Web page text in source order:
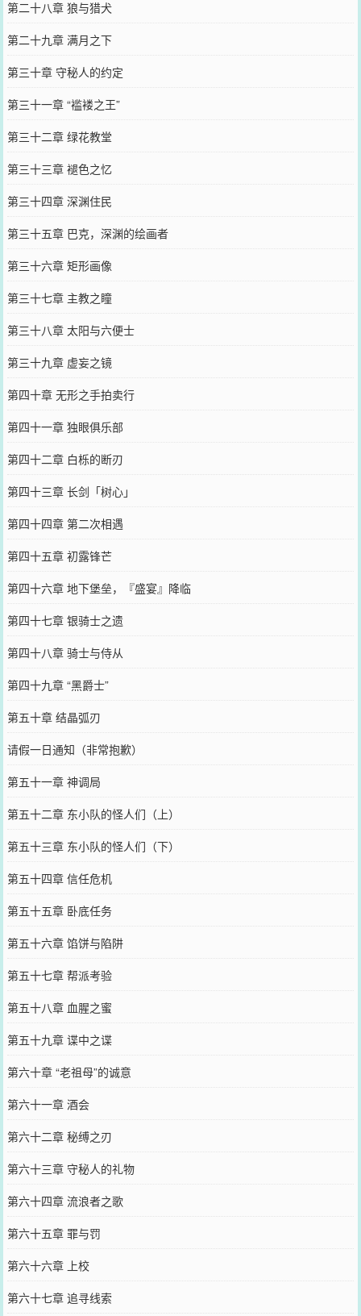
第二十八章 狼与猎犬
第二十九章 满月之下
第三十章 守秘人的约定
第三十一章 “褴褛之王”
第三十二章 绿花教堂
第三十三章 褪色之忆
第三十四章 深渊住民
第三十五章 巴克，深渊的绘画者
第三十六章 矩形画像
第三十七章 主教之瞳
第三十八章 太阳与六便士
第三十九章 虚妄之镜
第四十章 无形之手拍卖行
第四十一章 独眼俱乐部
第四十二章 白栎的断刃
第四十三章 长剑「树心」
第四十四章 第二次相遇
第四十五章 初露锋芒
第四十六章 地下堡垒，『盛宴』降临
第四十七章 银骑士之遗
第四十八章 骑士与侍从
第四十九章 “黑爵士”
第五十章 结晶弧刃
请假一日通知（非常抱歉）
第五十一章 神调局
第五十二章 东小队的怪人们（上）
第五十三章 东小队的怪人们（下）
第五十四章 信任危机
第五十五章 卧底任务
第五十六章 馅饼与陷阱
第五十七章 帮派考验
第五十八章 血腥之蜜
第五十九章 谍中之谍
第六十章 “老祖母”的诚意
第六十一章 酒会
第六十二章 秘缚之刃
第六十三章 守秘人的礼物
第六十四章 流浪者之歌
第六十五章 罪与罚
第六十六章 上校
第六十七章 追寻线索